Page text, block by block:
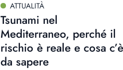
ATTUALITÀ
Tsunami nel
Mediterraneo, perché il
rischio è reale e cosa c’è
da sapere